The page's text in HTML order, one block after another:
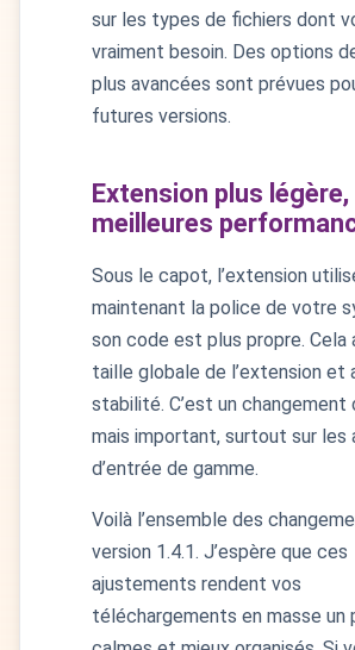
sur les types de fichiers dont
vraiment besoin. Des options
plus avancées sont prévues
futures versions.
Extension plus légère,
meilleures
Sous le capot, l’extension
maintenant la police de votre
son code est plus propre. Cela
taille globale de l’extension et
stabilité. C’est un changement
mais important, surtout sur les
d’entrée de gamme.
Voilà l’ensemble des
version 1.4.1. J’espère que ces
ajustements rendent vos
téléchargements en masse un